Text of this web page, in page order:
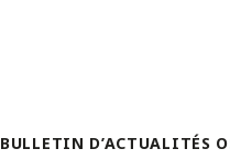
BULLETIN D’ACTUALITÉS